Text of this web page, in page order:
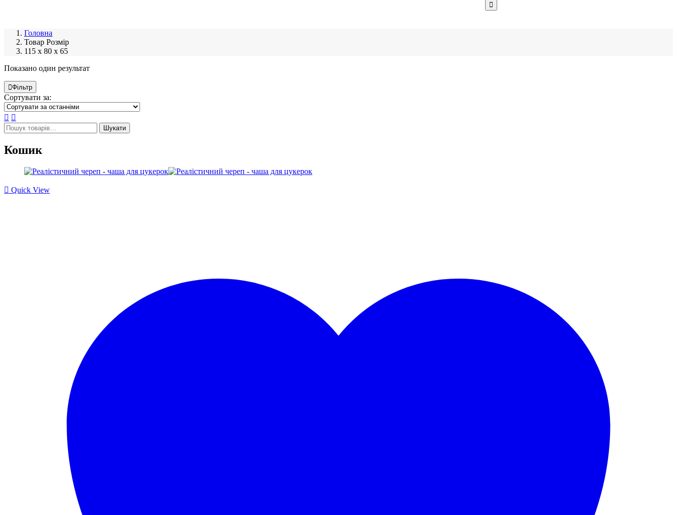
Головна
Товар Розмір
115 х 80 х 65
Показано один результат
Фільтр
Сортувати за:
Шукати
Кошик
Quick View